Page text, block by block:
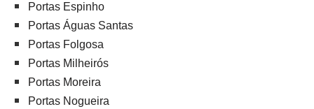
Portas Espinho
Portas Águas Santas
Portas Folgosa
Portas Milheirós
Portas Moreira
Portas Nogueira